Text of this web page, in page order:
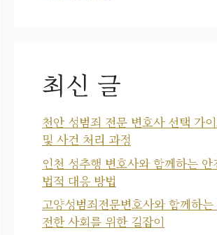
최신 글
천안 성범죄 전문 변호사 선택 가
및 사건 처리 과정
인천 성추행 변호사와 함께하는 안
법적 대응 방법
고양성범죄전문변호사와 함께하는
전한 사회를 위한 길잡이